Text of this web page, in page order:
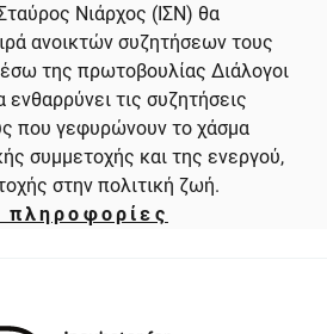
Νιάρχος (ΙΣΝ) θα
ανοικτών συζητήσεων τους
της πρωτοβουλίας Διάλογοι
ενθαρρύνει τις συζητήσεις
που γεφυρώνουν το χάσμα
συμμετοχής και της ενεργού,
στην πολιτική ζωή.
πληροφορίες